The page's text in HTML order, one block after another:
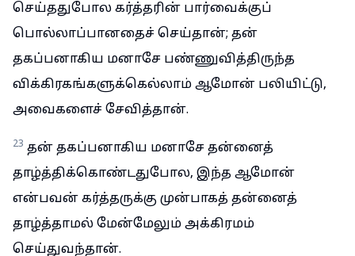
செய்ததுபோல கர்த்தரின் பார்வைக்குப்
பொல்லாப்பானதைச் செய்தான்; தன்
தகப்பனாகிய மனாசே பண்ணுவித்திருந்த
விக்கிரகங்களுக்கெல்லாம் ஆமோன் பலியிட்டு,
அவைகளைச் சேவித்தான்.
23 தன் தகப்பனாகிய மனாசே தன்னைத்
தாழ்த்திக்கொண்டதுபோல, இந்த ஆமோன்
என்பவன் கர்த்தருக்கு முன்பாகத் தன்னைத்
தாழ்த்தாமல் மேன்மேலும் அக்கிரமம்
செய்துவந்தான்.